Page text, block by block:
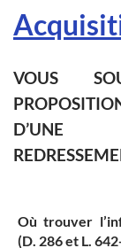
VOUS
Où trouver
(D. 286 et L.